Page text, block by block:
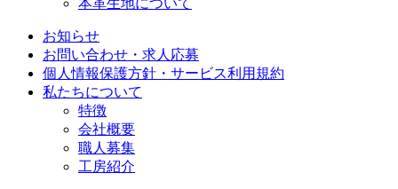
本革生地について
お知らせ
お問い合わせ・求人応募
個人情報保護方針・サービス利用規約
私たちについて
特徴
会社概要
職人募集
工房紹介